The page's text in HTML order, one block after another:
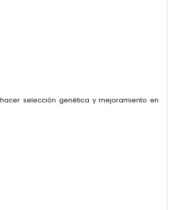
selección genética y mejoramiento en